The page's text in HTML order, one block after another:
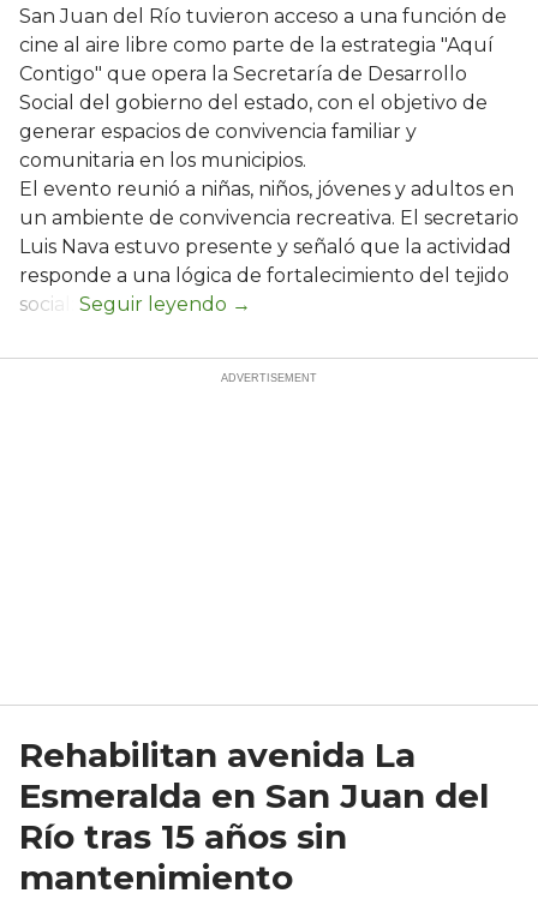
San Juan del Río tuvieron acceso a una función de
cine al aire libre como parte de la estrategia "Aquí
Contigo" que opera la Secretaría de Desarrollo
Social del gobierno del estado, con el objetivo de
generar espacios de convivencia familiar y
comunitaria en los municipios.
El evento reunió a niñas, niños, jóvenes y adultos en
un ambiente de convivencia recreativa. El secretario
Luis Nava estuvo presente y señaló que la actividad
responde a una lógica de fortalecimiento del tejido
social:
Rehabilitan avenida La
Esmeralda en San Juan del
Río tras 15 años sin
mantenimiento